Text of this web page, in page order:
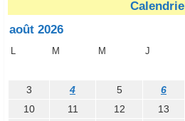
août 2026
L M M J
3
4 5 6
10
11 12 13